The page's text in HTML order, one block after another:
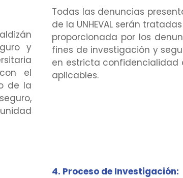
y
el
de la
Todas las denuncias
de la UNHEVAL serán
proporcionada por los
fines de investigación y
en estricta confidencialidad
aplicables.
4. Proceso de Investigación: